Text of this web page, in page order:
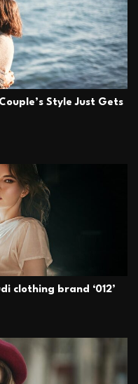
Style Just Gets
clothing brand ‘012’